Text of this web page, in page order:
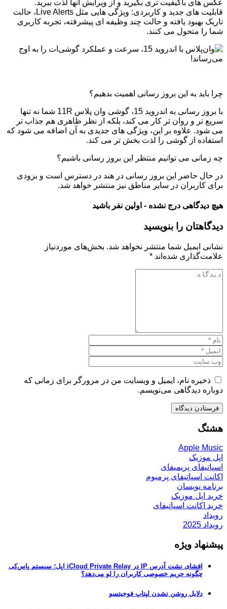
عکس‌ های باکیفیت‌ تری بگیرید و از ویرایش آنها لذت ببرید.
قابلیت‌ های جدید و کاربردی: ویژگی‌ هایی مثل Live Alerts، حالت
تاریک بهبود یافته و حالت چند وظیفه‌ ای پیشرفته، تجربه کاربری
شما را متحول می‌ کنند.
چرا باید به این بروز رسانی اهمیت بدهیم؟
با بروز رسانی به اندروید 15، گوشی وان‌ پلاس 11R شما نه تنها
سریع‌ تر و روان‌ تر کار می‌ کند، بلکه از نظر ظاهری هم جذاب‌ تر
می‌ شود. علاوه بر این، ویژگی‌ های جدیدی به آن اضافه می‌ شود که
استفاده از گوشی را لذت‌ بخش‌ تر می‌ کند.
چه زمانی می‌ توانیم منتظر این بروز رسانی باشیم؟
در حال حاضر این بروز رسانی در هند در دسترس است و بزودی
برای کاربران در سایر مناطق نیز منتشر خواهد شد.
هیچ دیدگاهی درج نشده - اولین نفر باشید
دیدگاهتان را بنویسید
نشانی ایمیل شما منتشر نخواهد شد. بخش‌های موردنیاز
علامت‌گذاری شده‌اند *
ذخیره نام، ایمیل و وبسایت من در مرورگر برای زمانی که
دوباره دیدگاهی می‌نویسم.
هشتگ
Apple Music
اپل موزیک
اسپاتیفای پریمیفای
اکانت اسپاتیفای پرمیوم
برنامه نویسان
خرید اپل موزیک
خرید اکانت اسپاتیفای
رویداد
رویداد 2025
پیشنهاد ویژه
افشای نشت آدرس IP در iCloud Private Relay اپل؛ سیستم پاس‌کی
چگونه حریم خصوصی کاربران را لو می‌دهد؟
دلایل روشن نشدن لپتاپ فوجیتسو